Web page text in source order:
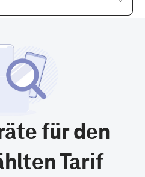
für den
Tarif